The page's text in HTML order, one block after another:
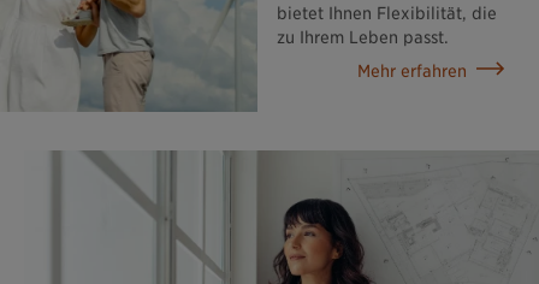
bietet Ihnen Flexibilität, die
zu Ihrem Leben passt.
Mehr erfahren